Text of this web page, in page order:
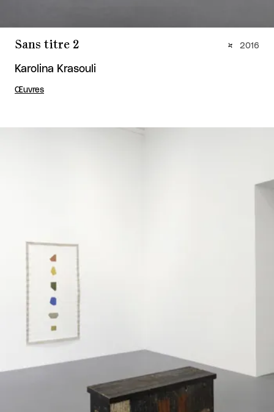
Sans titre 2
Karolina Krasouli
Œuvres
2016